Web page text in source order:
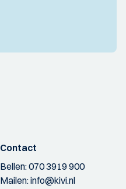
Contact
Bellen:070 3919 900
Mailen:info@kivi.nl